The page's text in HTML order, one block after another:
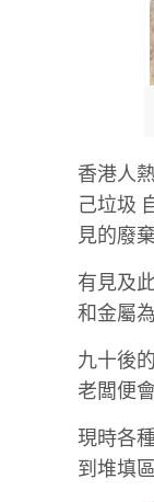
香港人
己垃圾
見的廢
有見及
和金屬
九十後
老闆便
現時各
到堆填